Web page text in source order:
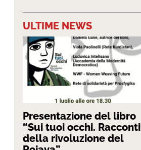
ULTIME NEWS
Presentazione del libro
“Sui tuoi occhi. Racconti
della rivoluzione del